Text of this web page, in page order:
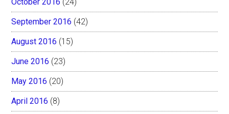
September 2016 (42)
August 2016 (15)
June 2016 (23)
May 2016 (20)
April 2016 (8)